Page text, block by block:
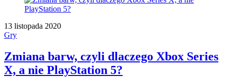
13 listopada 2020
Gry
Zmiana barw, czyli dlaczego Xbox Series
X, a nie PlayStation 5?